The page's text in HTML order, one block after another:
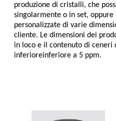
produzione di cristalli, che
singolarmente o in set,
personalizzate di varie
cliente. Le dimensioni dei
in loco e il contenuto di
inferioreinferiore a 5 ppm.